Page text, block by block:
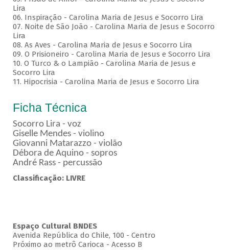
Lira
06. Inspiração - Carolina Maria de Jesus e Socorro Lira
07. Noite de São João - Carolina Maria de Jesus e Socorro
Lira
08. As Aves - Carolina Maria de Jesus e Socorro Lira
09. O Prisioneiro - Carolina Maria de Jesus e Socorro Lira
10. O Turco & o Lampião - Carolina Maria de Jesus e
Socorro Lira
11. Hipocrisia - Carolina Maria de Jesus e Socorro Lira
Ficha Técnica
Socorro Lira - voz
Giselle Mendes - violino
Giovanni Matarazzo - violão
Débora de Aquino - sopros
André Rass - percussão
Classificação: LIVRE
Espaço Cultural BNDES
Avenida República do Chile, 100 - Centro
Próximo ao metrô Carioca - Acesso B